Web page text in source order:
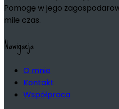
Pomogę w jego
mile czas.
Nawigacja
O mnie
Kontakt
Współpraca